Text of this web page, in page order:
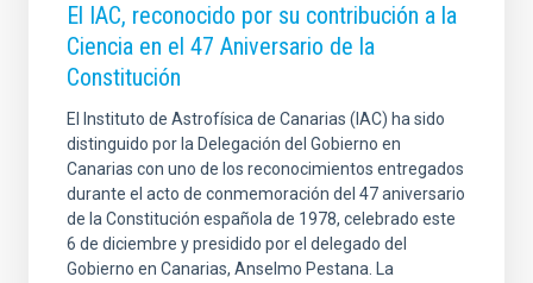
El IAC, reconocido por su contribución a la
Ciencia en el 47 Aniversario de la
Constitución
El Instituto de Astrofísica de Canarias (IAC) ha sido
distinguido por la Delegación del Gobierno en
Canarias con uno de los reconocimientos entregados
durante el acto de conmemoración del 47 aniversario
de la Constitución española de 1978, celebrado este
6 de diciembre y presidido por el delegado del
Gobierno en Canarias, Anselmo Pestana. La